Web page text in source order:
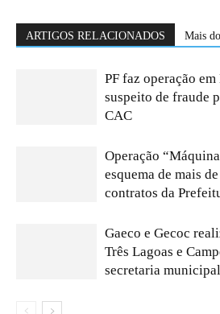
ARTIGOS RELACIONADOS Mais
PF faz operação
suspeito de fraude
CAC
Operação
esquema de mais
contratos da
Gaeco e Gecoc
Três Lagoas e
secretaria